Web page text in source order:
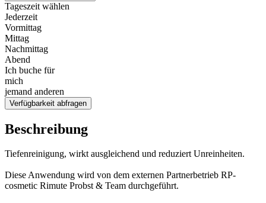
Tageszeit wählen
Jederzeit
Vormittag
Mittag
Nachmittag
Abend
Ich buche für
mich
jemand anderen
Verfügbarkeit abfragen
Beschreibung
Tiefenreinigung, wirkt ausgleichend und reduziert Unreinheiten.
Diese Anwendung wird von dem externen Partnerbetrieb RP-
cosmetic Rimute Probst & Team durchgeführt.